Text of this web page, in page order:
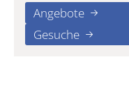
Angebote
Gesuche